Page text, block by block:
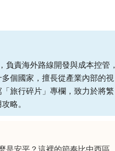
責海外路線開發與成本控管，
個國家，擅長從產業內部的視
旅行碎片」專欄，致力於將繁
略。